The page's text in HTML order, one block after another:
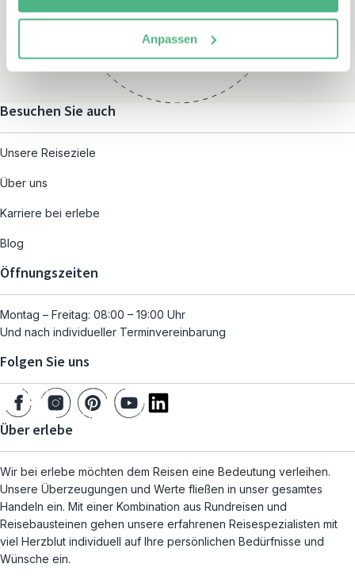
Anpassen
und nach individueller
Terminvereinbarung
Besuchen Sie auch
Unsere Reiseziele
Über uns
Karriere bei erlebe
Blog
Öffnungszeiten
Montag – Freitag: 08:00 – 19:00 Uhr
Und nach individueller Terminvereinbarung
Folgen Sie uns
Über erlebe
Wir bei erlebe möchten dem Reisen eine Bedeutung verleihen.
Unsere Überzeugungen und Werte fließen in unser gesamtes
Handeln ein. Mit einer Kombination aus Rundreisen und
Reisebausteinen gehen unsere erfahrenen Reisespezialisten mit
viel Herzblut individuell auf Ihre persönlichen Bedürfnisse und
Wünsche ein.